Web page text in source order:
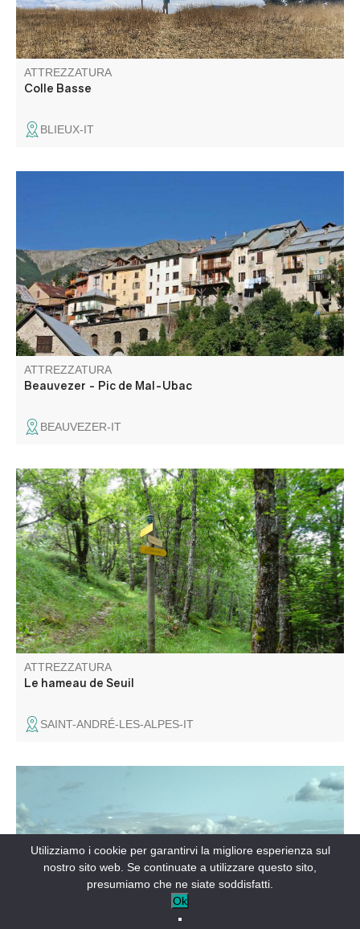
ATTREZZATURA
Colle Basse
BLIEUX-IT
pouvez acheter des produits locaux de la haute vallée du
Verdon. Dirigez vous vers la place de la chapelle Notre-
Dame.
ATTREZZATURA
Beauvezer - Pic de Mal-Ubac
BEAUVEZER-IT
Nel cuore della valle d'Issole, lungo il percorso scoprirete
la storia del suo rimboschimento che risale alla fine del
XIX secolo. Il percorso continua a salire in modo costante
e tortuoso fino alla frazione di Le Seuil.
ATTREZZATURA
Le hameau de Seuil
SAINT-ANDRÉ-LES-ALPES-IT
Questa passeggiata combina una vista superba sulle
montagne circostanti con la scoperta di Ubraye e Le
Touyet, con le loro belle case in pietra situate sui pendii, e
dell'altopiano di Palud.
Utilizziamo i cookie per garantirvi la migliore esperienza sul
nostro sito web. Se continuate a utilizzare questo sito,
presumiamo che ne siate soddisfatti.
Ok